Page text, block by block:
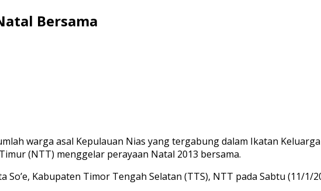
Bersama
warga asal Kepulauan Nias yang tergabung dalam Ikatan
(NTT) menggelar perayaan Natal 2013 bersama.
Kabupaten Timor Tengah Selatan (TTS), NTT pada Sabtu (11/1/